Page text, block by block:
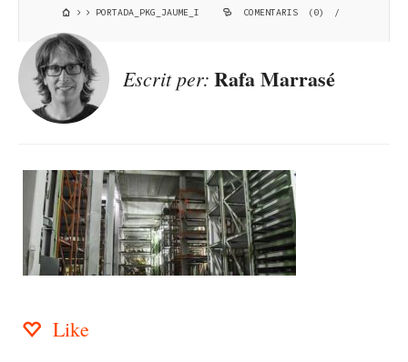
PORTADA_PKG_JAUME_I COMENTARIS (0) /
Escrit per: Rafa Marrasé
Like